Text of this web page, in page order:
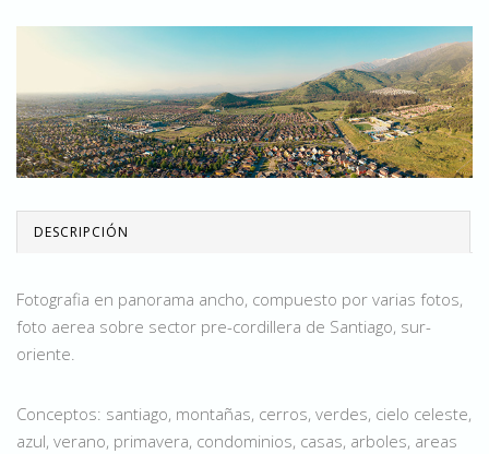
DESCRIPCIÓN
Fotografia en panorama ancho, compuesto por varias fotos,
foto aerea sobre sector pre-cordillera de Santiago, sur-
oriente.
Conceptos: santiago, montañas, cerros, verdes, cielo celeste,
azul, verano, primavera, condominios, casas, arboles, areas